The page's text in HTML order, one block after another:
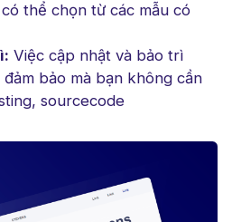
thể chọn từ các mẫu có
Việc cập nhật và bảo trì
bảo mà bạn không cần
sourcecode